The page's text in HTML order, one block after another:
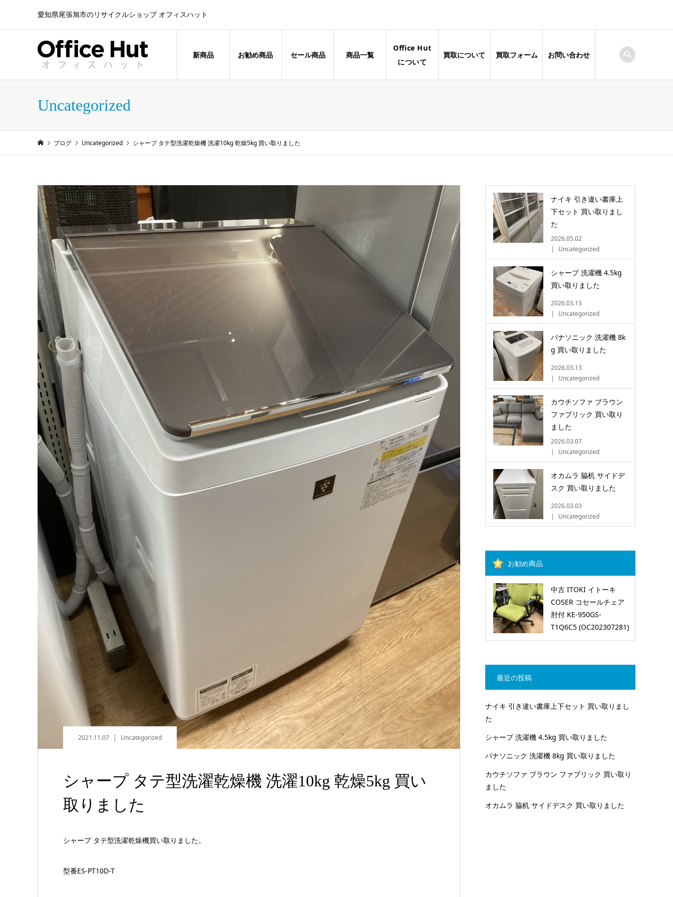
愛知県尾張旭市のリサイクルショップ オフィスハット
新商品 お勧め商品 セール商品 商品一覧
Office Hut
について
買取について 買取フォーム お問い合わせ
Uncategorized
ブログ Uncategorized シャープ タテ型洗濯乾燥機 洗濯10kg 乾燥5kg 買い取りました
2021.11.07 Uncategorized
シャープ タテ型洗濯乾燥機 洗濯10kg 乾燥5kg 買い
取りました
シャープ タテ型洗濯乾燥機買い取りました。
型番ES-PT10D-T
ナイキ 引き違い書庫上
下セット 買い取りまし
た
2026.05.02
Uncategorized
シャープ 洗濯機 4.5kg
買い取りました
2026.03.13
Uncategorized
パナソニック 洗濯機 8k
g 買い取りました
2026.03.13
Uncategorized
カウチソファ ブラウン
ファブリック 買い取り
ました
2026.03.07
Uncategorized
オカムラ 脇机 サイドデ
スク 買い取りました
2026.03.03
Uncategorized
お勧め商品
中古 ITOKI イトーキ
COSER コセールチェア
肘付 KE-950GS-
T1Q6C5 (OC202307281)
最近の投稿
ナイキ 引き違い書庫上下セット 買い取りまし
た
シャープ 洗濯機 4.5kg 買い取りました
パナソニック 洗濯機 8kg 買い取りました
カウチソファ ブラウン ファブリック 買い取り
ました
オカムラ 脇机 サイドデスク 買い取りました